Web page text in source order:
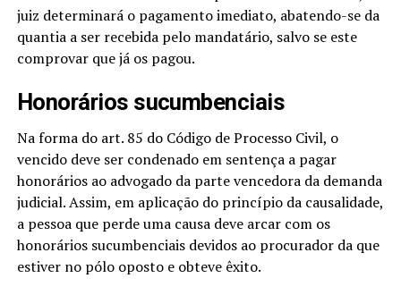
juiz determinará o pagamento imediato, abatendo-se da
quantia a ser recebida pelo mandatário, salvo se este
comprovar que já os pagou.
Honorários sucumbenciais
Na forma do art. 85 do Código de Processo Civil, o
vencido deve ser condenado em sentença a pagar
honorários ao advogado da parte vencedora da demanda
judicial. Assim, em aplicação do princípio da causalidade,
a pessoa que perde uma causa deve arcar com os
honorários sucumbenciais devidos ao procurador da que
estiver no pólo oposto e obteve êxito.